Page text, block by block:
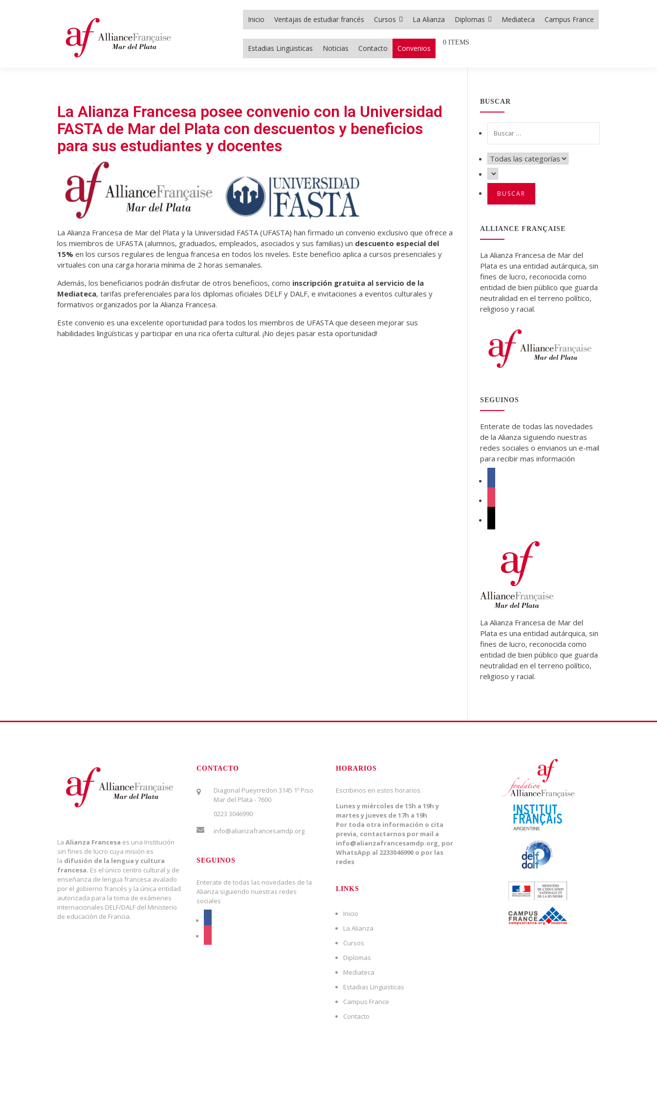
Inicio Ventajas de estudiar francés Cursos La Alianza Diplomas Mediateca Campus France
Estadias Lingüisticas Noticias Contacto Convenios
0 ITEMS
La Alianza Francesa posee convenio con la Universidad
FASTA de Mar del Plata con descuentos y beneficios
para sus estudiantes y docentes
La Alianza Francesa de Mar del Plata y la Universidad FASTA (UFASTA) han firmado un convenio exclusivo que ofrece a
los miembros de UFASTA (alumnos, graduados, empleados, asociados y sus familias) un descuento especial del
15% en los cursos regulares de lengua francesa en todos los niveles. Este beneficio aplica a cursos presenciales y
virtuales con una carga horaria mínima de 2 horas semanales.
Además, los beneficiarios podrán disfrutar de otros beneficios, como inscripción gratuita al servicio de la
Mediateca, tarifas preferenciales para los diplomas oficiales DELF y DALF, e invitaciones a eventos culturales y
formativos organizados por la Alianza Francesa.
Este convenio es una excelente oportunidad para todos los miembros de UFASTA que deseen mejorar sus
habilidades lingüísticas y participar en una rica oferta cultural. ¡No dejes pasar esta oportunidad!
BUSCAR
ALLIANCE FRANÇAISE
La Alianza Francesa de Mar del
Plata es una entidad autárquica, sin
fines de lucro, reconocida como
entidad de bien público que guarda
neutralidad en el terreno político,
religioso y racial.
SEGUINOS
Enterate de todas las novedades
de la Alianza siguiendo nuestras
redes sociales o envianos un e-mail
para recibir mas información
La Alianza Francesa de Mar del
Plata es una entidad autárquica, sin
fines de lucro, reconocida como
entidad de bien público que guarda
neutralidad en el terreno político,
religioso y racial.
La Alianza Francesa es una Institución
sin fines de lucro cuya misión es
la difusión de la lengua y cultura
francesa. Es el único centro cultural y de
enseñanza de lengua francesa avalado
por el gobierno francés y la única entidad
autorizada para la toma de exámenes
internacionales DELF/DALF del Ministerio
de educación de Francia.
CONTACTO
Diagonal Pueyrredon 3145 1º Piso
Mar del Plata - 7600
0223 3046990
info@alianzafrancesamdp.org
SEGUINOS
Enterate de todas las novedades de la
Alianza siguiendo nuestras redes
sociales
HORARIOS
Escribinos en estos horarios.
Lunes y miércoles de 15h a 19h y
martes y jueves de 17h a 19h
Por toda otra información o cita
previa, contactarnos por mail a
info@alianzafrancesamdp.org, por
WhatsApp al 2233046990 o por las
redes
LINKS
Inicio
La Alianza
Cursos
Diplomas
Mediateca
Estadias Lingüisticas
Campus France
Contacto